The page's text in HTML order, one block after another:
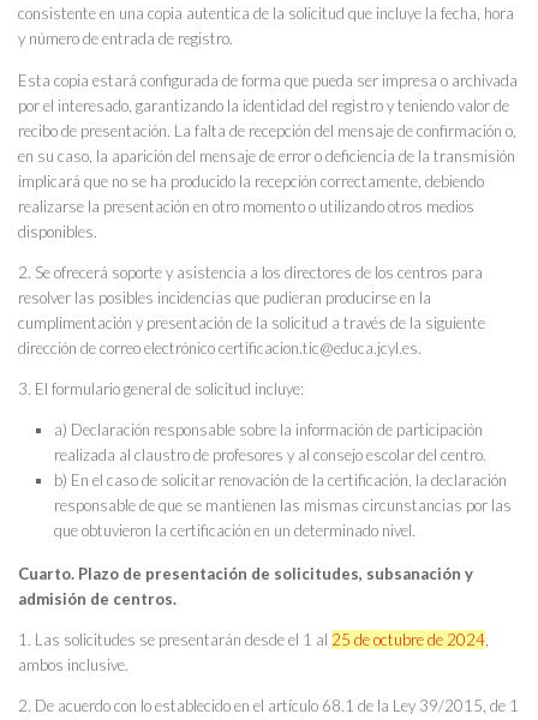
consistente en una copia autentica de la solicitud que incluye la fecha, hora
y número de entrada de registro.
Esta copia estará configurada de forma que pueda ser impresa o archivada
por el interesado, garantizando la identidad del registro y teniendo valor de
recibo de presentación. La falta de recepción del mensaje de confirmación o,
en su caso, la aparición del mensaje de error o deficiencia de la transmisión
implicará que no se ha producido la recepción correctamente, debiendo
realizarse la presentación en otro momento o utilizando otros medios
disponibles.
2. Se ofrecerá soporte y asistencia a los directores de los centros para
resolver las posibles incidencias que pudieran producirse en la
cumplimentación y presentación de la solicitud a través de la siguiente
dirección de correo electrónico certificacion.tic@educa.jcyl.es.
3. El formulario general de solicitud incluye:
a) Declaración responsable sobre la información de participación
realizada al claustro de profesores y al consejo escolar del centro.
b) En el caso de solicitar renovación de la certificación, la declaración
responsable de que se mantienen las mismas circunstancias por las
que obtuvieron la certificación en un determinado nivel.
Cuarto. Plazo de presentación de solicitudes, subsanación y
admisión de centros.
1. Las solicitudes se presentarán desde el 1 al 25 de octubre de 2024,
ambos inclusive.
2. De acuerdo con lo establecido en el artículo 68.1 de la Ley 39/2015, de 1